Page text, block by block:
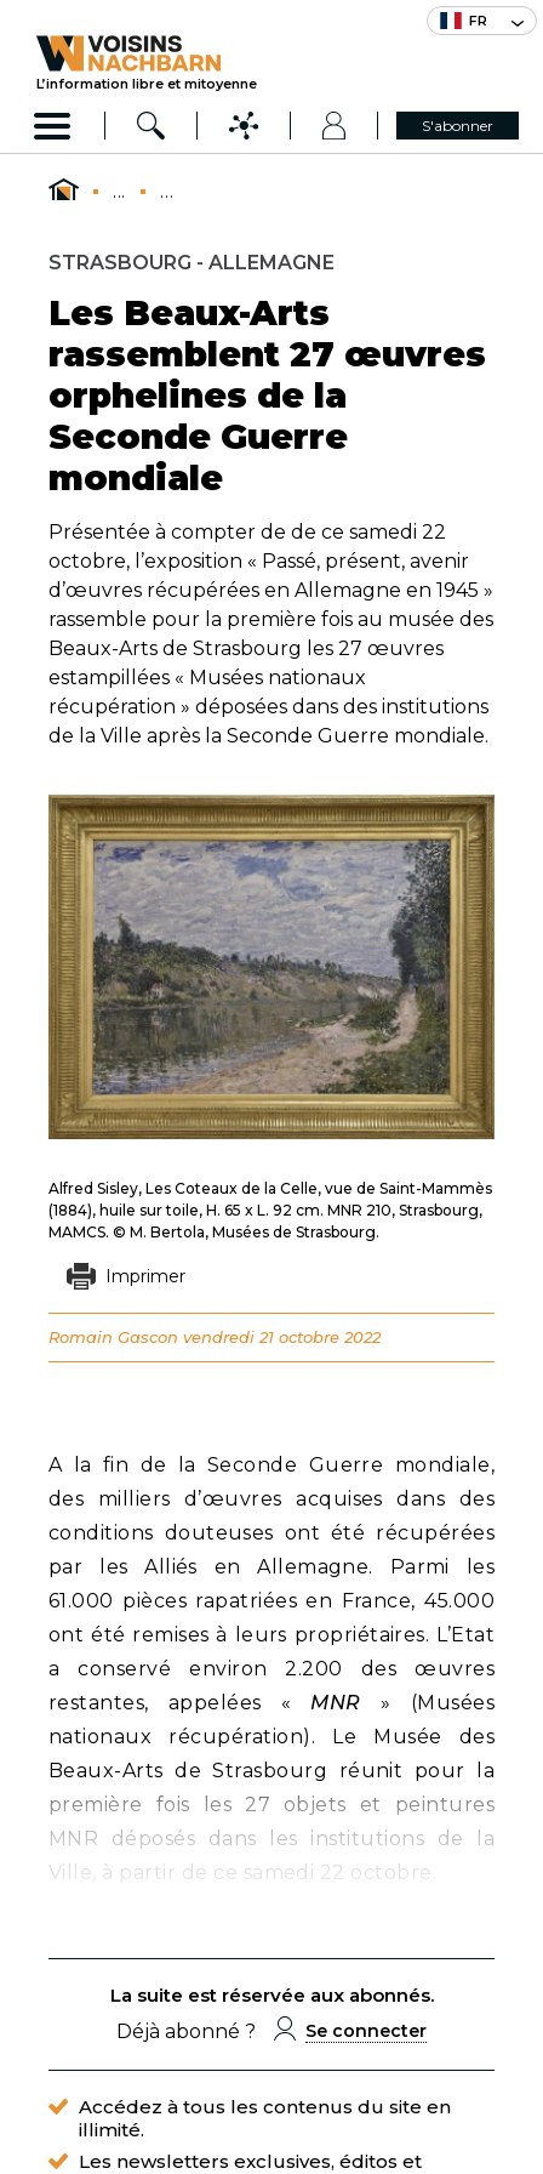
FR
L’information libre et mitoyenne
S'abonner
... ...
STRASBOURG - ALLEMAGNE
Les Beaux-Arts
rassemblent 27 œuvres
orphelines de la
Seconde Guerre
mondiale
Présentée à compter de de ce samedi 22
octobre, l’exposition « Passé, présent, avenir
d’œuvres récupérées en Allemagne en 1945 »
rassemble pour la première fois au musée des
Beaux-Arts de Strasbourg les 27 œuvres
estampillées « Musées nationaux
récupération » déposées dans des institutions
de la Ville après la Seconde Guerre mondiale.
A la fin de la Seconde Guerre mondiale,
des milliers d’œuvres acquises dans des
conditions douteuses ont été récupérées
par les Alliés en Allemagne. Parmi les
61.000 pièces rapatriées en France, 45.000
ont été remises à leurs propriétaires. L’Etat
a conservé environ 2.200 des œuvres
restantes, appelées « MNR» (Musées
nationaux récupération). Le Musée des
Beaux-Arts de Strasbourg réunit pour la
première fois les 27 objets et peintures
MNR déposés dans les institutions de la
Ville, à partir de ce samedi 22 octobre.
La suite est réservée aux abonnés.
Déjà abonné ?
Se connecter
Accédez à tous les contenus du site en
illimité.
Les newsletters exclusives, éditos et
Alfred Sisley, Les Coteaux de la Celle, vue de Saint-Mammès
(1884), huile sur toile, H. 65 x L. 92 cm. MNR 210, Strasbourg,
MAMCS. © M. Bertola, Musées de Strasbourg.
Imprimer
Romain Gascon vendredi 21 octobre 2022